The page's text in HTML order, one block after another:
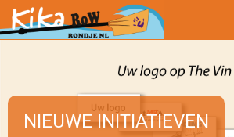
NIEUWE INITIATIEVEN